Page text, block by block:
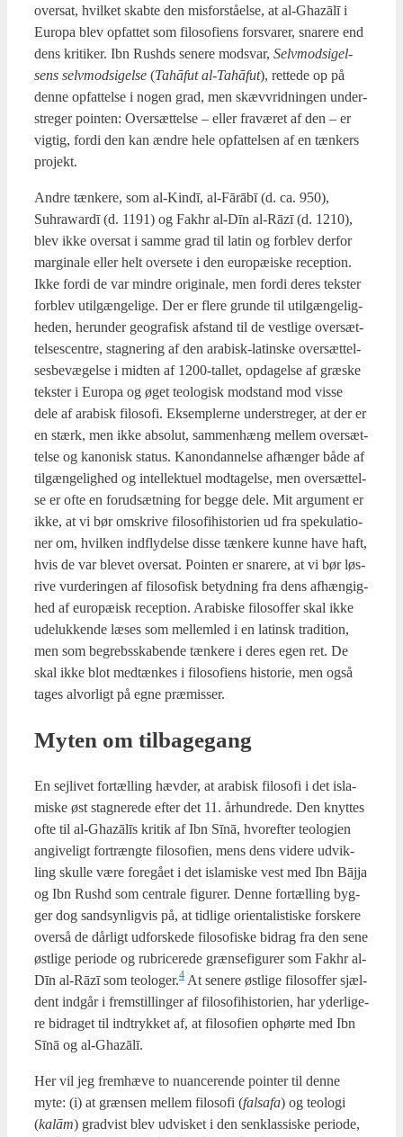
over­sat, hvil­ket skab­te den mis­for­stå­el­se, at al-Gha­zālī i
Euro­pa blev opfat­tet som filo­so­fi­ens for­sva­rer, sna­re­re end
dens kri­ti­ker. Ibn Rus­hds sene­re mod­svar, Selv­mod­si­gel­
sens selv­mod­si­gel­se (Tahā­fut al-Tahā­fut), ret­te­de op på
den­ne opfat­tel­se i nogen grad, men skævvrid­nin­gen under­
stre­ger poin­ten: Over­sæt­tel­se – eller fra­væ­ret af den – er
vig­tig, for­di den kan ændre hele opfat­tel­sen af en tæn­kers
pro­jekt.
Andre tæn­ke­re, som al-Kindī, al-Fārābī (d. ca. 950),
Suhrawardī (d. 1191) og Fak­hr al-Dīn al-Rāzī (d. 1210),
blev ikke over­sat i sam­me grad til lat­in og for­blev der­for
mar­gi­na­le eller helt over­se­te i den euro­pæ­i­ske recep­tion.
Ikke for­di de var min­dre ori­gi­na­le, men for­di deres tek­ster
for­blev util­gæn­ge­li­ge. Der er fle­re grun­de til util­gæn­ge­lig­
he­den, her­un­der geo­gra­fisk afstand til de vest­li­ge over­sæt­
tel­ses­cen­tre, stag­ne­ring af den ara­bi­sk-lat­in­ske over­sæt­tel­
ses­be­væ­gel­se i mid­ten af 1200-tal­let, opda­gel­se af græ­ske
tek­ster i Euro­pa og øget teo­lo­gisk mod­stand mod vis­se
dele af ara­bi­sk filo­so­fi. Eksemp­ler­ne under­stre­ger, at der er
en stærk, men ikke abso­lut, sam­men­hæng mel­lem over­sæt­
tel­se og kano­nisk sta­tus. Kanon­dan­nel­se afhæn­ger både af
til­gæn­ge­lig­hed og intel­lek­tu­el mod­ta­gel­se, men over­sæt­tel­
se er ofte en for­ud­sæt­ning for beg­ge dele. Mit argu­ment er
ikke, at vi bør omskri­ve filo­so­fi­hi­sto­ri­en ud fra spe­ku­la­tio­
ner om, hvil­ken ind­fly­del­se dis­se tæn­ke­re kun­ne have haft,
hvis de var ble­vet over­sat. Poin­ten er sna­re­re, at vi bør løs­
ri­ve vur­de­rin­gen af filo­so­fisk betyd­ning fra dens afhæn­gig­
hed af euro­pæ­isk recep­tion. Ara­bi­ske filo­sof­fer skal ikke
ude­luk­ken­de læses som mel­lem­led i en lat­insk tra­di­tion,
men som begrebs­ska­ben­de tæn­ke­re i deres egen ret. De
skal ikke blot medtæn­kes i filo­so­fi­ens histo­rie, men også
tages alvor­ligt på egne præ­mis­ser.
Myten om til­ba­ge­gang
En sej­li­vet for­tæl­ling hæv­der, at ara­bi­sk filo­so­fi i det isla­
mi­ske øst stag­ne­re­de efter det 11. århund­re­de. Den knyt­tes
ofte til al-Gha­zālīs kri­tik af Ibn Sīnā, hvor­ef­ter teo­lo­gi­en
angi­ve­ligt fortræng­te filo­so­fi­en, mens dens vide­re udvik­
ling skul­le være fore­gå­et i det isla­mi­ske vest med Ibn Bājja
og Ibn Rus­hd som cen­tra­le figu­rer. Den­ne for­tæl­ling byg­
ger dog sand­syn­lig­vis på, at tid­li­ge ori­en­ta­li­sti­ske for­ske­re
over­så de dår­ligt udfor­ske­de filo­so­fi­ske bidrag fra den sene
øst­li­ge peri­o­de og rubri­ce­re­de græn­se­fi­gu­rer som Fak­hr al-
Dīn al-Rāzī som teologer.4 At sene­re øst­li­ge filo­sof­fer sjæl­
dent ind­går i frem­stil­lin­ger af filo­so­fi­hi­sto­ri­en, har yder­li­ge­
re bidra­get til ind­tryk­ket af, at filo­so­fi­en ophør­te med Ibn
Sīnā og al-Gha­zālī.
Her vil jeg frem­hæ­ve to nuan­ce­ren­de poin­ter til den­ne
myte: (i) at græn­sen mel­lem filo­so­fi (fals­a­fa) og teo­lo­gi
(kalām) grad­vist blev udvi­sket i den senklas­si­ske peri­o­de,